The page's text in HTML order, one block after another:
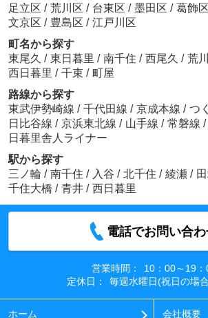
足立区 / 荒川区 / 台東区 / 墨田区 / 葛飾区
文京区 / 豊島区 / 江戸川区
町名から探す
東尾久 / 東日暮里 / 南千住 / 西尾久 / 荒川
西日暮里 / 千束 / 町屋
路線から探す
東武伊勢崎線 / 千代田線 / 京成本線 / つ
日比谷線 / 京浜東北線 / 山手線 / 常磐線 /
日暮里舎人ライナー
駅から探す
三ノ輪 / 南千住 / 入谷 / 北千住 / 綾瀬 /
千住大橋 / 青井 / 西日暮里
電話でお問い合
営業時間：
10：00～19：
定休日：
毎週水曜日(祝日の場
ホーム 会社概要